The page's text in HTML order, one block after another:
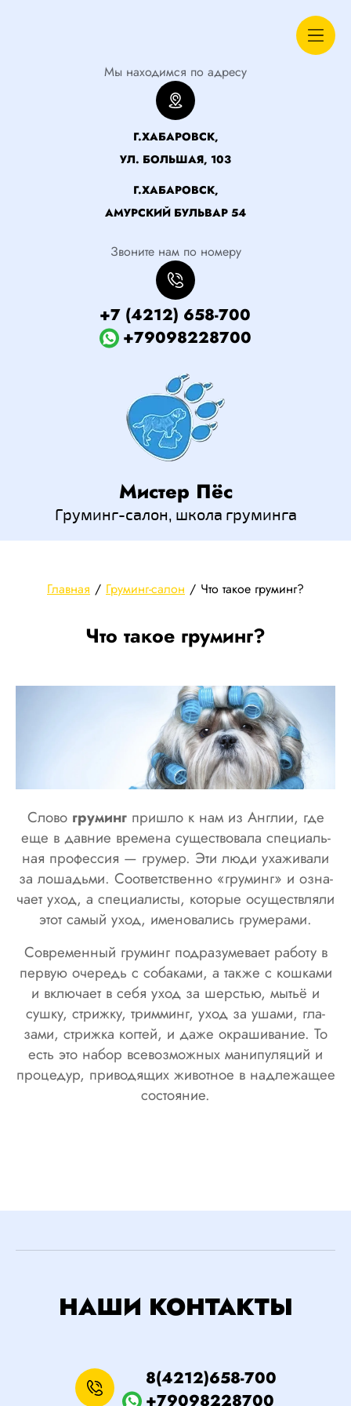
Мы находимся по адресу
Г.ХАБАРОВСК,
УЛ. БОЛЬШАЯ, 103
Г.ХАБАРОВСК,
АМУРСКИЙ БУЛЬВАР 54
Звоните нам по номеру
+7 (4212) 658-700
+79098228700
Мистер Пёс
Груминг-салон, школа груминга
Главная / Груминг-салон / Что такое груминг?
Что такое груминг?
Сло­во гру­мингприш­ло к нам из Анг­лии, где
еще в дав­ние вре­мена су­щест­во­вала спе­ци­аль­
ная про­фес­сия — гру­мер. Эти лю­ди уха­жива­ли
за ло­шадь­ми. Со­от­ветс­твен­но «гру­минг» и оз­на­
ча­ет уход, а спе­ци­алис­ты, ко­торые осу­щест­вля­ли
этот са­мый уход, именовались гру­мера­ми.
Сов­ре­мен­ный гру­минг подразумевает работу в
первую очередь с собаками, а также с кошками
и вклю­ча­ет в се­бя уход за шерстью, мытьё и
сушку, стрижку, тримминг, уход за уша­ми, гла­
зами, стрижка когтей, и даже окрашивание. То
есть это на­бор все­воз­можных ма­нипу­ляций и
про­цедур, при­водя­щих жи­вот­ное в над­ле­жащее
сос­то­яние.
НАШИ КОНТАКТЫ
8(4212)658-700
+79098228700